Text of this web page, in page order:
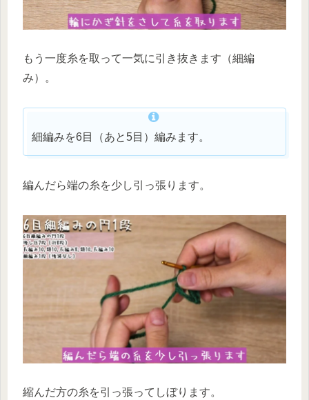
もう一度糸を取って一気に引き抜きます（細編
み）。
細編みを6目（あと5目）編みます。
編んだら端の糸を少し引っ張ります。
縮んだ方の糸を引っ張ってしぼります。